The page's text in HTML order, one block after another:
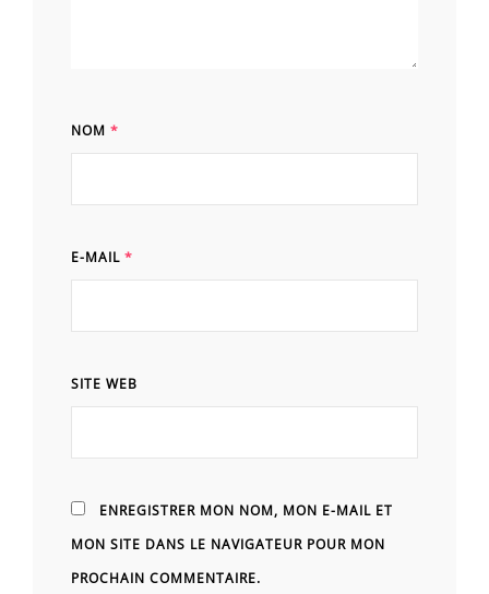
NOM *
E-MAIL *
SITE WEB
ENREGISTRER MON NOM, MON E-MAIL ET
MON SITE DANS LE NAVIGATEUR POUR MON
PROCHAIN COMMENTAIRE.